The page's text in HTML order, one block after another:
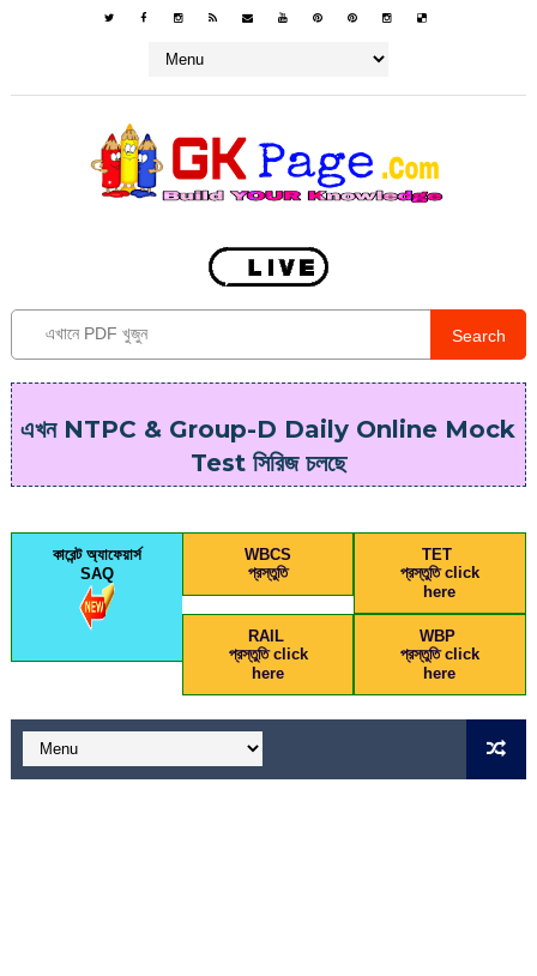
Search
এখন NTPC & Group-D Daily Online Mock
Test সিরিজ চলছে
কারেন্ট অ্যাফেয়ার্স
SAQ
WBCS
প্রস্তুতি
TET
প্রস্তুতি click
here
RAIL
প্রস্তুতি click
here
WBP
প্রস্তুতি click
here